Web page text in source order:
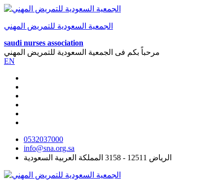
الجمعية السعودية للتمريض المهني
saudi nurses association
مرحباً بكم فى الجمعية السعودية للتمريض المهني
EN
0532037000
info@sna.org.sa
الرياض 12511 - 3158 المملكة العربية السعودية